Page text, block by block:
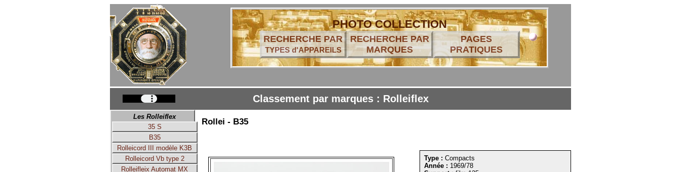
PHOTO COLLECTION
RECHERCHE PAR
TYPES d'APPAREILS
RECHERCHE PAR
MARQUES
PAGES
PRATIQUES
Classement par marques : Rolleiflex
Les Rolleiflex
35 S
B35
Rolleicord III modèle K3B
Rolleicord Vb type 2
Rolleifleix Automat MX
Rollei - B35
Type : Compacts
Année : 1969/78